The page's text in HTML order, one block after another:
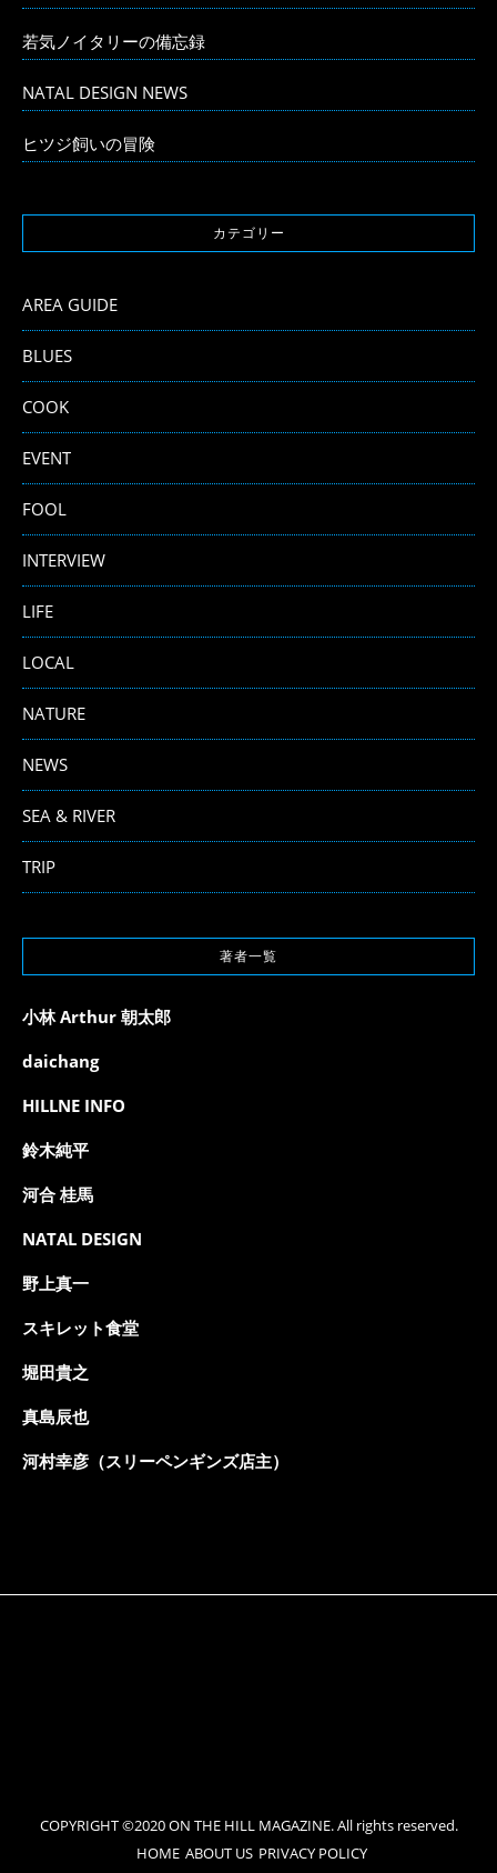
若気ノイタリーの備忘録
NATAL DESIGN NEWS
ヒツジ飼いの冒険
カテゴリー
AREA GUIDE
BLUES
COOK
EVENT
FOOL
INTERVIEW
LIFE
LOCAL
NATURE
NEWS
SEA & RIVER
TRIP
著者一覧
小林 Arthur 朝太郎
daichang
HILLNE INFO
鈴木純平
河合 桂馬
NATAL DESIGN
野上真一
スキレット食堂
堀田貴之
真島辰也
河村幸彦（スリーペンギンズ店主）
COPYRIGHT ©2020 ON THE HILL MAGAZINE. All rights reserved.
HOME ABOUT US PRIVACY POLICY